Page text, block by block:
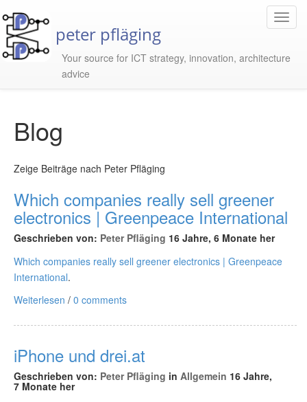
peter pfläging
Your source for ICT strategy, innovation, architecture
advice
Blog
Zeige Beiträge nach Peter Pfläging
Which companies really sell greener
electronics | Greenpeace International
Geschrieben von: Peter Pfläging 16 Jahre, 6 Monate her
Which companies really sell greener electronics | Greenpeace
International.
Weiterlesen / 0 comments
iPhone und drei.at
Geschrieben von: Peter Pfläging in Allgemein 16 Jahre,
7 Monate her